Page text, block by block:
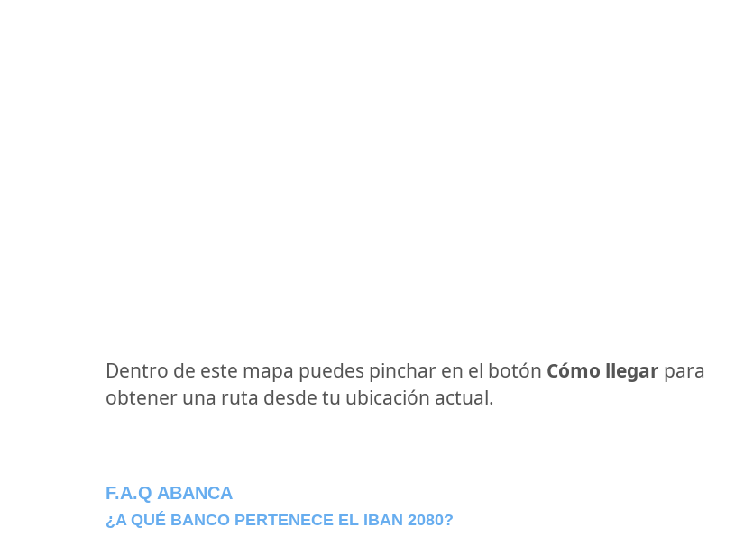
Dentro de este mapa puedes pinchar en el botón Cómo llegar para
obtener una ruta desde tu ubicación actual.
F.A.Q ABANCA
¿A QUÉ BANCO PERTENECE EL IBAN 2080?